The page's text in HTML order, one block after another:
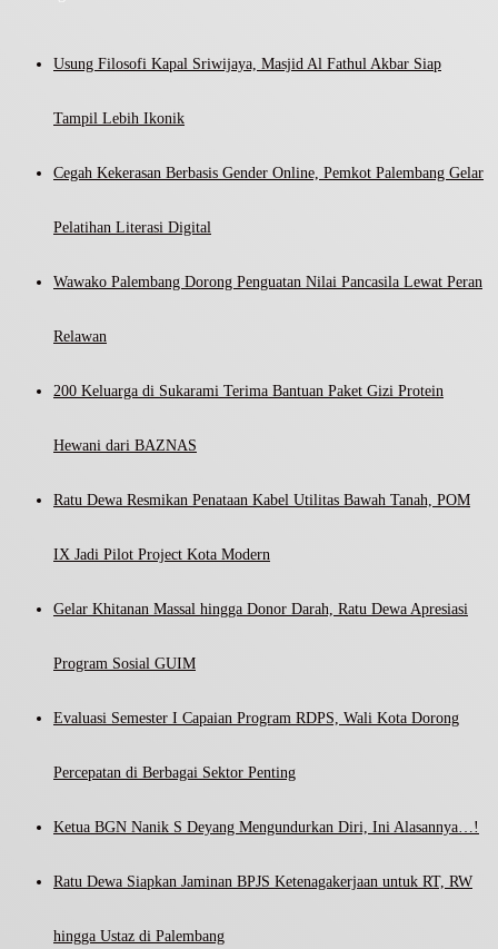
Usung Filosofi Kapal Sriwijaya, Masjid Al Fathul Akbar Siap
Tampil Lebih Ikonik
Cegah Kekerasan Berbasis Gender Online, Pemkot Palembang Gelar
Pelatihan Literasi Digital
Wawako Palembang Dorong Penguatan Nilai Pancasila Lewat Peran
Relawan
200 Keluarga di Sukarami Terima Bantuan Paket Gizi Protein
Hewani dari BAZNAS
Ratu Dewa Resmikan Penataan Kabel Utilitas Bawah Tanah, POM
IX Jadi Pilot Project Kota Modern
Gelar Khitanan Massal hingga Donor Darah, Ratu Dewa Apresiasi
Program Sosial GUIM
Evaluasi Semester I Capaian Program RDPS, Wali Kota Dorong
Percepatan di Berbagai Sektor Penting
Ketua BGN Nanik S Deyang Mengundurkan Diri, Ini Alasannya…!
Ratu Dewa Siapkan Jaminan BPJS Ketenagakerjaan untuk RT, RW
hingga Ustaz di Palembang